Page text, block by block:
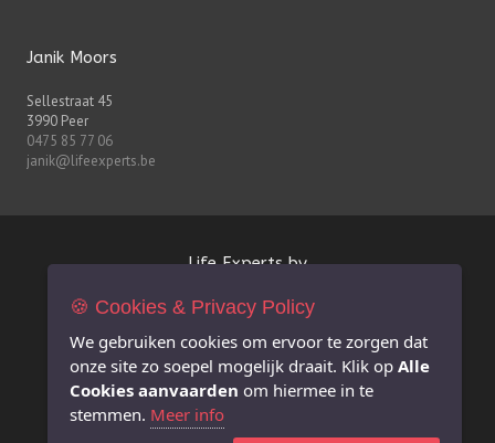
Janik Moors
Sellestraat 45
3990 Peer
0475 85 77 06
janik@lifeexperts.be
Life Experts bv
FSMA-nr. 0627.926.530
RPR Antwerpen afdeling Hasselt
info@lifeexperts.be
Extra informatie
🍪 Cookies & Privacy Policy
We gebruiken cookies om ervoor te zorgen dat
onze site zo soepel mogelijk draait. Klik op Alle
Cookies aanvaarden om hiermee in te
stemmen. Meer info